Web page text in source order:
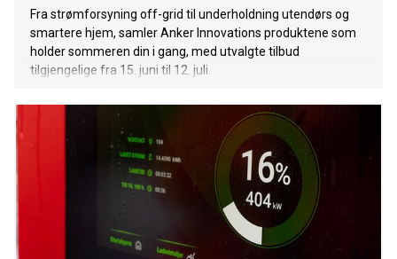
Fra strømforsyning off-grid til underholdning utendørs og
smartere hjem, samler Anker Innovations produktene som
holder sommeren din i gang, med utvalgte tilbud
tilgjengelige fra 15. juni til 12. juli.